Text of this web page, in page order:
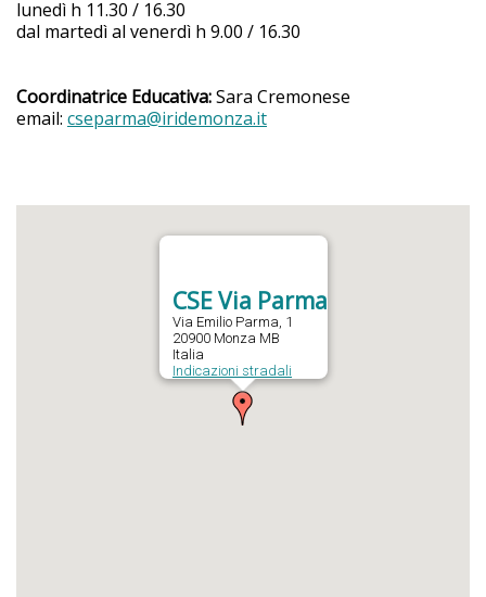
lunedì h 11.30 / 16.30
dal martedì al venerdì h 9.00 / 16.30
Coordinatrice Educativa:Sara Cremonese
email: cseparma@iridemonza.it
CSE Via Parma
Via Emilio Parma, 1
20900 Monza MB
Italia
Indicazioni stradali